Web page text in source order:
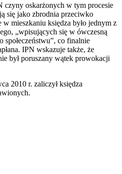
czyny oskarżonych w tym procesie
się jako zbrodnia przeciwko
mieszkaniu księdza było jednym z
„wpisujących się w ówczesną
co finalnie
IPN wskazuje także, że
był poruszany wątek prowokacji
2010 r. zaliczył księdza